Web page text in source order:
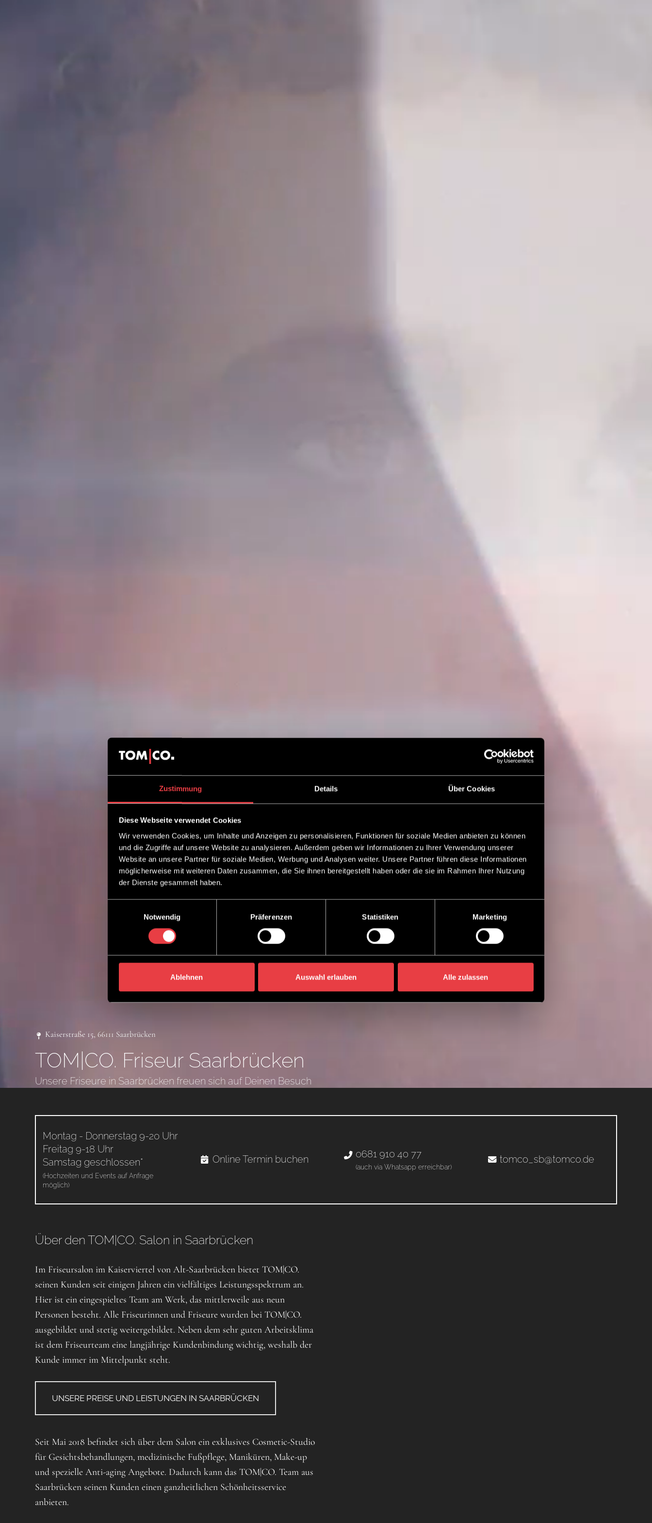
Zustimmung Details Über Cookies
Diese Webseite verwendet Cookies
Wir verwenden Cookies, um Inhalte und Anzeigen zu personalisieren, Funktionen für soziale Medien anbieten zu können
und die Zugriffe auf unsere Website zu analysieren. Außerdem geben wir Informationen zu Ihrer Verwendung unserer
Website an unsere Partner für soziale Medien, Werbung und Analysen weiter. Unsere Partner führen diese Informationen
möglicherweise mit weiteren Daten zusammen, die Sie ihnen bereitgestellt haben oder die sie im Rahmen Ihrer Nutzung
der Dienste gesammelt haben.
Notwendig
Präferenzen Statistiken Marketing
Ablehnen Auswahl erlauben Alle zulassen
Kaiserstraße 15, 66111 Saarbrücken
TOM|CO. Friseur Saarbrücken
Unsere Friseure in Saarbrücken freuen sich auf Deinen Besuch
Montag - Donnerstag 9-20 Uhr
Freitag 9-18 Uhr
Samstag geschlossen*
(Hochzeiten und Events auf Anfrage
möglich)
Online Termin buchen
0681 910 40 77
(auch via Whatsapp erreichbar)
tomco_sb@tomco.de
Über den TOM|CO. Salon in Saarbrücken
Im Friseursalon im Kaiserviertel von Alt-Saarbrücken bietet TOM|CO.
seinen Kunden seit einigen Jahren ein vielfältiges Leistungsspektrum an.
Hier ist ein eingespieltes Team am Werk, das mittlerweile aus neun
Personen besteht. Alle Friseurinnen und Friseure wurden bei TOM|CO.
ausgebildet und stetig weitergebildet. Neben dem sehr guten Arbeitsklima
ist dem Friseurteam eine langjährige Kundenbindung wichtig, weshalb der
Kunde immer im Mittelpunkt steht.
UNSERE PREISE UND LEISTUNGEN IN SAARBRÜCKEN
Seit Mai 2018 befindet sich über dem Salon ein exklusives Cosmetic-Studio
für Gesichtsbehandlungen, medizinische Fußpflege, Maniküren, Make-up
und spezielle Anti-aging Angebote. Dadurch kann das TOM|CO. Team aus
Saarbrücken seinen Kunden einen ganzheitlichen Schönheitsservice
anbieten.